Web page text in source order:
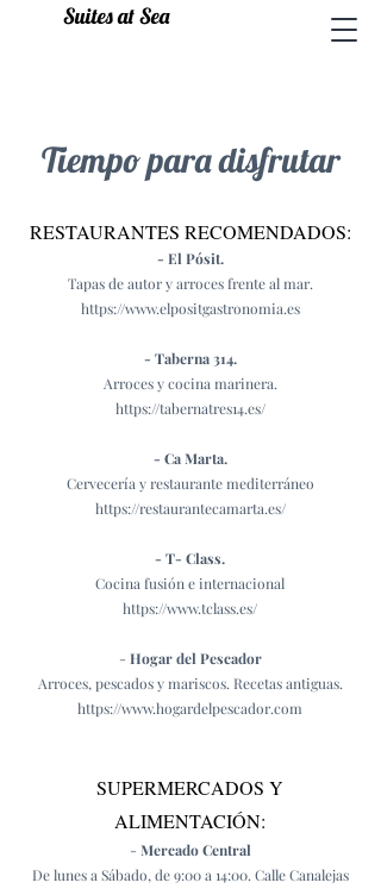
Suites at Sea
Tiempo para disfrutar
RESTAURANTES RECOMENDADOS:
- El Pósit.
Tapas de autor y arroces frente al mar.
https://www.elpositgastronomia.es
- Taberna 314.
Arroces y cocina marinera.
https://tabernatres14.es/
- Ca Marta.
Cervecería y restaurante mediterráneo
https://restaurantecamarta.es/
- T- Class.
Cocina fusión e internacional
https://www.tclass.es/
- Hogar del Pescador
Arroces, pescados y mariscos. Recetas antiguas.
https://www.hogardelpescador.com
SUPERMERCADOS Y
ALIMENTACIÓN:
- Mercado Central
De lunes a Sábado, de 9:00 a 14:00. Calle Canalejas